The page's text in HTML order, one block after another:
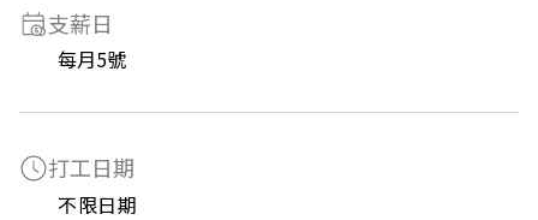
支薪日
每月5號
打工日期
不限日期